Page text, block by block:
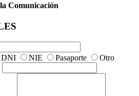
Comunicación
DNI NIE Pasaporte
Otro